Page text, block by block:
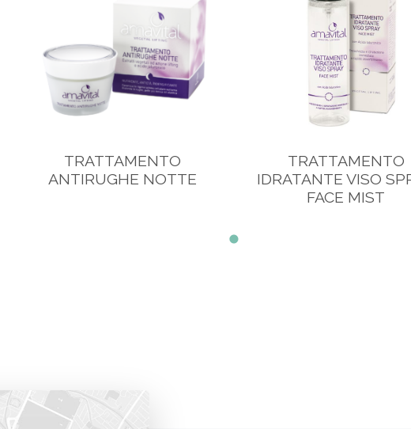
TRATTAMENTO
ANTIRUGHE NOTTE
TRATTAMENTO
IDRATANTE VISO
FACE MIST